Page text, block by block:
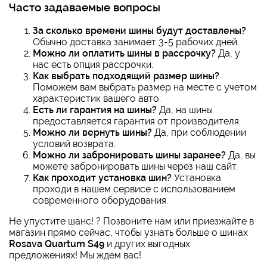
Часто задаваемые вопросы
За сколько времени шины будут доставлены?
Обычно доставка занимает 3-5 рабочих дней.
Можно ли оплатить шины в рассрочку? Да, у
нас есть опция рассрочки.
Как выбрать подходящий размер шины?
Поможем вам выбрать размер на месте с учетом
характеристик вашего авто.
Есть ли гарантия на шины? Да, на шины
предоставляется гарантия от производителя.
Можно ли вернуть шины? Да, при соблюдении
условий возврата.
Можно ли забронировать шины заранее? Да, вы
можете забронировать шины через наш сайт.
Как проходит установка шин? Установка
проходи в нашем сервисе с использованием
современного оборудования.
Не упустите шанс! ? Позвоните нам или приезжайте в
магазин прямо сейчас, чтобы узнать больше о шинах
Rosava Quartum S49 и других выгодных
предложениях! Мы ждем вас!